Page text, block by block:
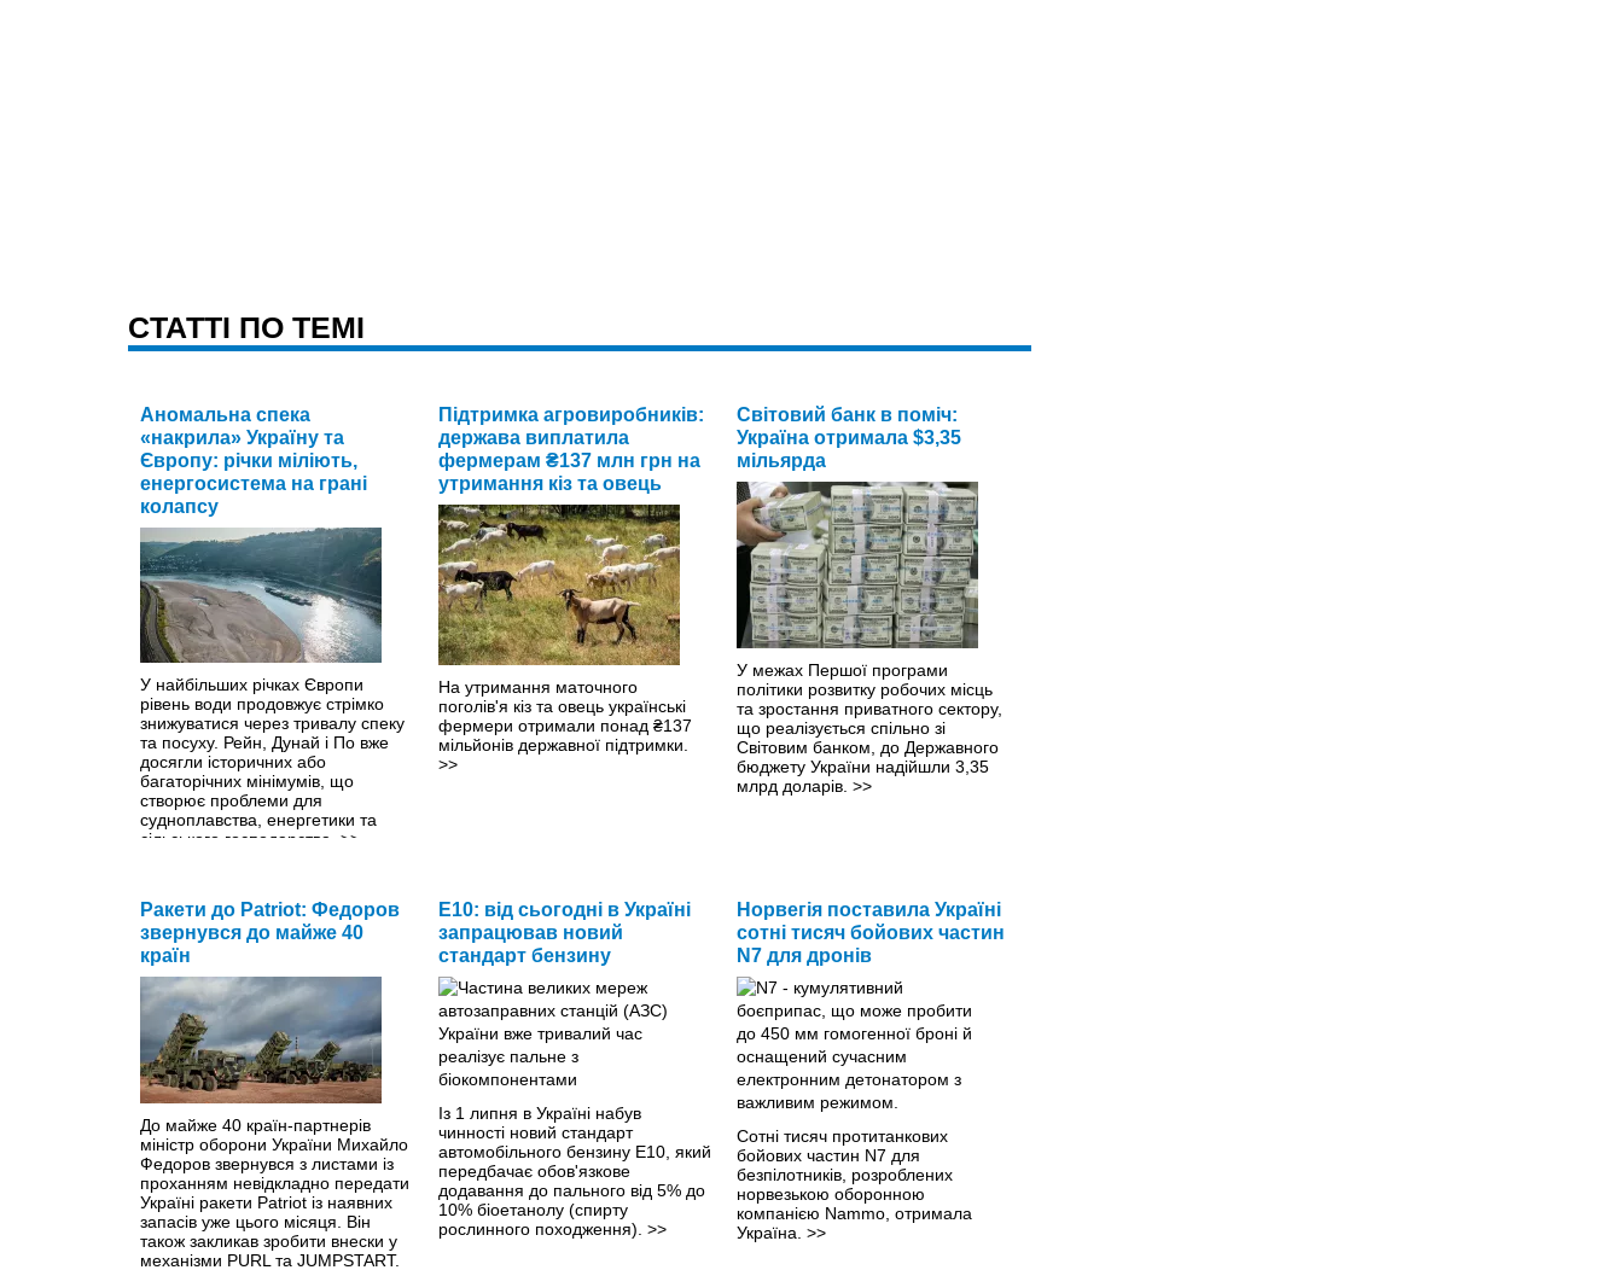
CТАТТІ ПО ТЕМІ
Аномальна спека
«накрила» Україну та
Європу: річки міліють,
енергосистема на грані
колапсу
У найбільших річках Європи
рівень води продовжує стрімко
знижуватися через тривалу спеку
та посуху. Рейн, Дунай і По вже
досягли історичних або
багаторічних мінімумів, що
створює проблеми для
судноплавства, енергетики та
сільського господарства. >>
Підтримка агровиробників:
держава виплатила
фермерам ₴137 млн грн на
утримання кіз та овець
На утримання маточного
поголів'я кіз та овець українські
фермери отримали понад ₴137
мільйонів державної підтримки.
>>
Світовий банк в поміч:
Україна отримала $3,35
мільярда
У межах Першої програми
політики розвитку робочих місць
та зростання приватного сектору,
що реалізується спільно зі
Світовим банком, до Державного
бюджету України надійшли 3,35
млрд доларів. >>
Ракети до Patriot: Федоров
звернувся до майже 40
країн
До майже 40 країн-партнерів
міністр оборони України Михайло
Федоров звернувся з листами із
проханням невідкладно передати
Україні ракети Patriot із наявних
запасів уже цього місяця. Він
також закликав зробити внески у
механізми PURL та JUMPSTART.
Е10: від сьогодні в Україні
запрацював новий
стандарт бензину
Із 1 липня в Україні набув
чинності новий стандарт
автомобільного бензину Е10, який
передбачає обов'язкове
додавання до пального від 5% до
10% біоетанолу (спирту
рослинного походження). >>
Норвегія поставила Україні
сотні тисяч бойових частин
N7 для дронів
Сотні тисяч протитанкових
бойових частин N7 для
безпілотників, розроблених
норвезькою оборонною
компанією Nammo, отримала
Україна. >>